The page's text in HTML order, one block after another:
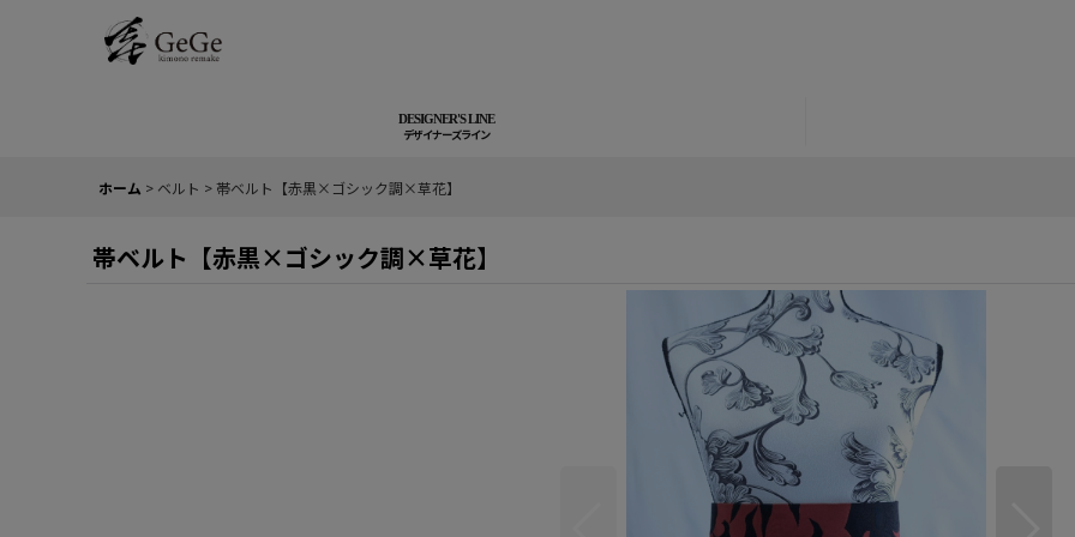
DESIGNER'S LINE
ホーム > ベルト >帯ベルト【赤黒×ゴシック調×草花】
帯ベルト【赤黒×ゴシック調×草花】